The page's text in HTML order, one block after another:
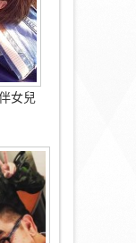
女兒